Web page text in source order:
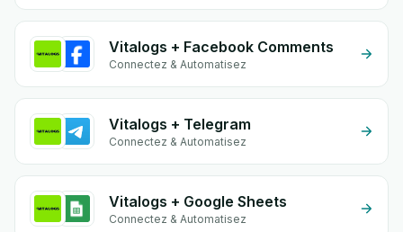
Vitalogs + Facebook Comments
Connectez & Automatisez
Vitalogs + Telegram
Connectez & Automatisez
Vitalogs + Google Sheets
Connectez & Automatisez